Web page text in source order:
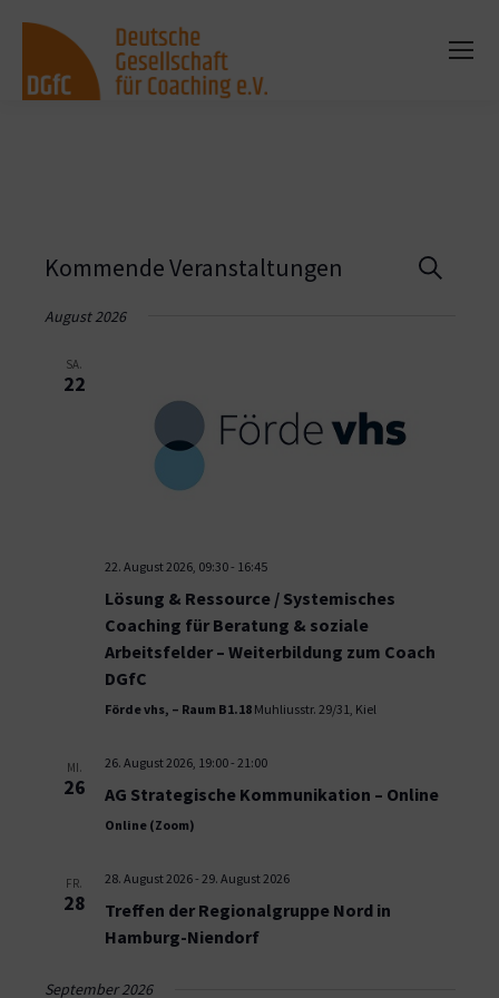
Suche
Kommende Veranstaltungen
August 2026
SA.
22
22. August 2026, 09:30- 16:45
Lösung & Ressource / Systemisches
Coaching für Beratung & soziale
Arbeitsfelder – Weiterbildung zum Coach
DGfC
Förde vhs, – Raum B1.18 Muhliusstr. 29/31, Kiel
MI.
26
26. August 2026, 19:00- 21:00
AG Strategische Kommunikation – Online
Online (Zoom)
FR.
28
28. August 2026- 29. August 2026
Treffen der Regionalgruppe Nord in
Hamburg-Niendorf
September 2026